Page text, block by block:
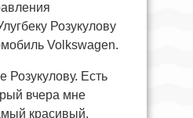
Розукулову
Volkswagen.
Розукулову. Есть
вчера мне
красивый,